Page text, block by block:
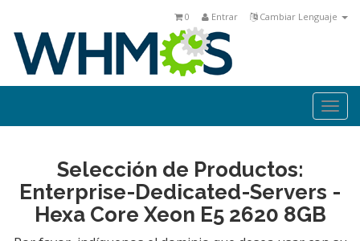
Cambiar Lenguaje
Entrar
0
Selección de Productos:
Enterprise-Dedicated-Servers -
Hexa Core Xeon E5 2620 8GB